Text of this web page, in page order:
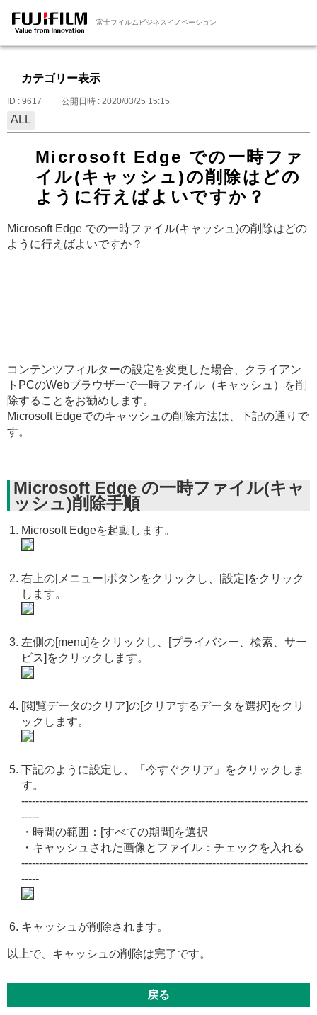
富士フイルムビジネスイノベーション
カテゴリー表示
ID : 9617 公開日時 : 2020/03/25 15:15
ALL
Microsoft Edge での一時ファ
イル(キャッシュ)の削除はどの
ように行えばよいですか？
Microsoft Edge での一時ファイル(キャッシュ)の削除はどの
ように行えばよいですか？
コンテンツフィルターの設定を変更した場合、クライアン
トPCのWebブラウザーで一時ファイル（キャッシュ）を削
除することをお勧めします。
Microsoft Edgeでのキャッシュの削除方法は、下記の通りで
す。
Microsoft Edge の一時ファイル(キャ
ッシュ)削除手順
Microsoft Edgeを起動します。
右上の[メニュー]ボタンをクリックし、[設定]をクリック
します。
左側の[menu]をクリックし、[プライバシー、検索、サー
ビス]をクリックします。
[閲覧データのクリア]の[クリアするデータを選択]をクリ
ックします。
下記のように設定し、「今すぐクリア」をクリックしま
す。
---------------------------------------------------------------------------------
-----
・時間の範囲：[すべての期間]を選択
・キャッシュされた画像とファイル：チェックを入れる
---------------------------------------------------------------------------------
-----
キャッシュが削除されます。
以上で、キャッシュの削除は完了です。
戻る